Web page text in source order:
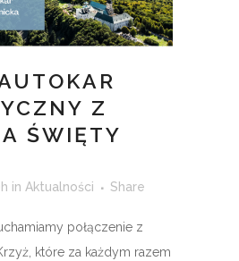
Z
ŚWIĘTY
in Aktualności Share
połączenie z
które za każdym razem